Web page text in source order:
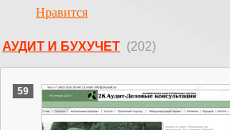
Нравится
АУДИТ И БУХУЧЕТ (202)
59